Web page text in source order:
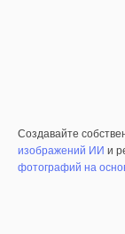
Создавайте
изображений ИИ и
фотографий на